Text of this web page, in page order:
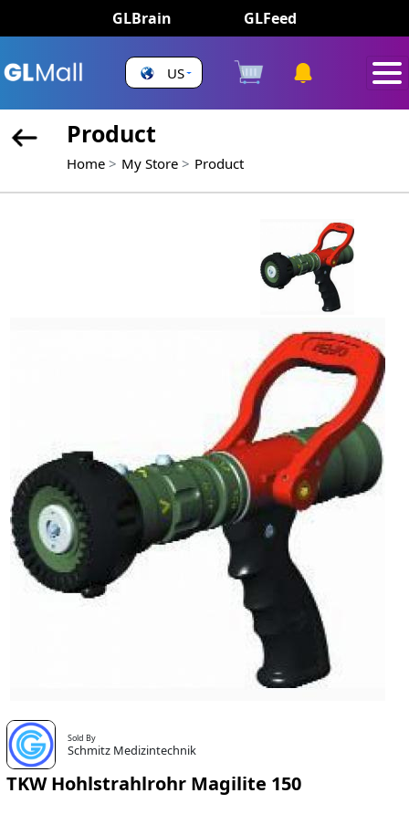
GLBrain GLFeed
US
Product
Home My Store Product
Sold By
Schmitz Medizintechnik
TKW Hohlstrahlrohr Magilite 150